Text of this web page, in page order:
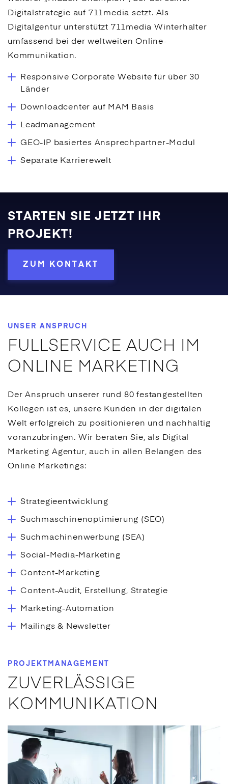
Digitalstrategie auf 711media setzt. Als
Digitalgentur unterstützt 711media Winterhalter
umfassend bei der weltweiten Online-
Kommunikation.
Responsive Corporate Website für über 30
Länder
Downloadcenter auf MAM Basis
Leadmanagement
GEO-IP basiertes Ansprechpartner-Modul
Separate Karrierewelt
STARTEN SIE JETZT IHR
PROJEKT!
ZUM KONTAKT
UNSER ANSPRUCH
FULLSERVICE AUCH IM
ONLINE MARKETING
Der Anspruch unserer rund 80 festangestellten
Kollegen ist es, unsere Kunden in der digitalen
Welt erfolgreich zu positionieren und nachhaltig
voranzubringen. Wir beraten Sie, als Digital
Marketing Agentur, auch in allen Belangen des
Online Marketings:
Strategieentwicklung
Suchmaschinenoptimierung (SEO)
Suchmachinenwerbung (SEA)
Social-Media-Marketing
Content-Marketing
Content-Audit, Erstellung, Strategie
Marketing-Automation
Mailings & Newsletter
PROJEKTMANAGEMENT
ZUVERLÄSSIGE
KOMMUNIKATION